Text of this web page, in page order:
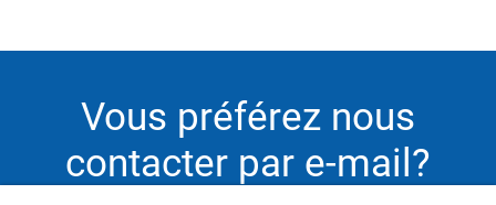
Vous préférez nous
contacter par e-mail?